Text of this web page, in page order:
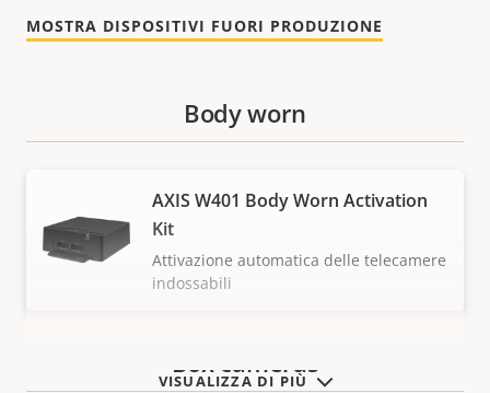
MOSTRA DISPOSITIVI FUORI PRODUZIONE
VISUALIZZA DI PIÙ
Body worn
AXIS W401 Body Worn Activation
Kit
Attivazione automatica delle telecamere
indossabili
Box cameras